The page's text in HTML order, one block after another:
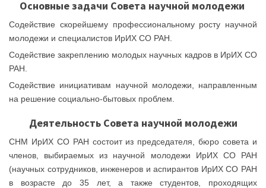
Основные задачи Совета научной молодежи
Содействие скорейшему профессиональному росту научной
молодежи и специалистов ИрИХ СО РАН.
Содействие закреплению молодых научных кадров в ИрИХ СО
РАН.
Содействие инициативам научной молодежи, направленным
на решение социально-бытовых проблем.
Деятельность Совета научной молодежи
СНМ ИрИХ СО РАН состоит из председателя, бюро совета и
членов, выбираемых из научной молодежи ИрИХ СО РАН
(научных сотрудников, инженеров и аспирантов ИрИХ СО РАН
в возрасте до 35 лет, а также студентов, проходящих